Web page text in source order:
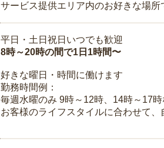
サービス提供エリア内のお好きな場所
平日・土日祝日いつでも歓迎
8時～20時の間で1日1時間〜
好きな曜日・時間に働けます
勤務時間例：
毎週水曜のみ 9時～12時、14時～17
お客様のライフスタイルに合わせて